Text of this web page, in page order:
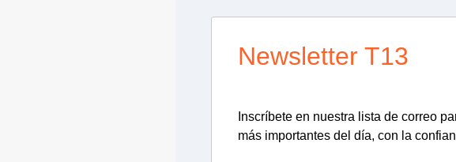
Newsletter T13
Inscríbete en nuestra lista de correo
más importantes del día, con la